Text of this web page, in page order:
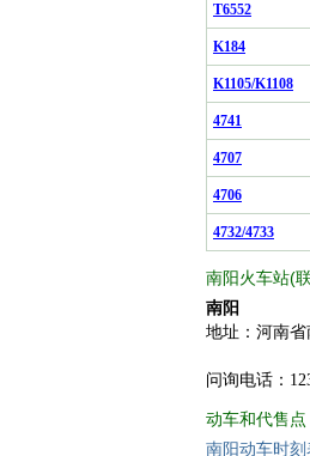
T6552
K184
K1105/K1108
4741
4707
4706
4732/4733
南阳火车站(
南阳
地址：河南
问询电话：
动车和代售点
南阳动车时刻